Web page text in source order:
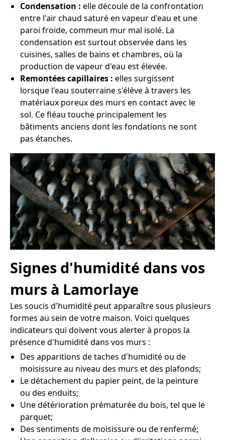
Condensation : elle découle de la confrontation
entre l'air chaud saturé en vapeur d'eau et une
paroi froide, commeun mur mal isolé. La
condensation est surtout observée dans les
cuisines, salles de bains et chambres, où la
production de vapeur d'eau est élevée.
Remontées capillaires : elles surgissent
lorsque l'eau souterraine s'élève à travers les
matériaux poreux des murs en contact avec le
sol. Ce fléau touche principalement les
bâtiments anciens dont les fondations ne sont
pas étanches.
Signes d'humidité dans vos
murs à Lamorlaye
Les soucis d'humidité peut apparaître sous plusieurs
formes au sein de votre maison. Voici quelques
indicateurs qui doivent vous alerter à propos la
présence d'humidité dans vos murs :
Des apparitions de taches d'humidité ou de
moisissure au niveau des murs et des plafonds;
Le détachement du papier peint, de la peinture
ou des enduits;
Une détérioration prématurée du bois, tel que le
parquet;
Des sentiments de moisissure ou de renfermé;